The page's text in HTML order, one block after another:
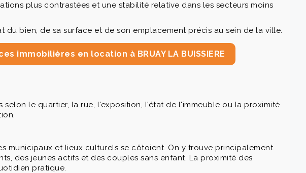
plus contrastées et une stabilité relative dans les secteurs moins
bien, de sa surface et de son emplacement précis au sein de la ville.
immobilières en location à BRUAY LA BUISSIERE
selon le quartier, la rue, l'exposition, l'état de l'immeuble ou la proximité
municipaux et lieux culturels se côtoient. On y trouve principalement
des jeunes actifs et des couples sans enfant. La proximité des
pratique.